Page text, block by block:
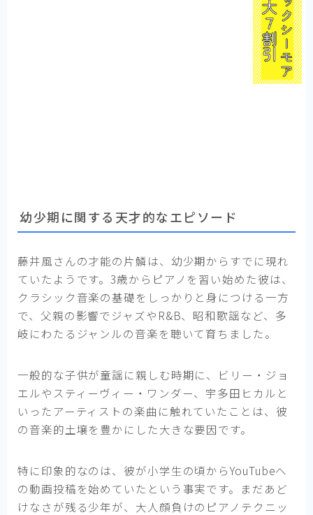
幼少期に関する天才的なエピソード
藤井風さんの才能の片鱗は、幼少期からすでに現れ
ていたようです。3歳からピアノを習い始めた彼は、
クラシック音楽の基礎をしっかりと身につける一方
で、父親の影響でジャズやR&B、昭和歌謡など、多
岐にわたるジャンルの音楽を聴いて育ちました。
一般的な子供が童謡に親しむ時期に、ビリー・ジョ
エルやスティーヴィー・ワンダー、宇多田ヒカルと
いったアーティストの楽曲に触れていたことは、彼
の音楽的土壌を豊かにした大きな要因です。
特に印象的なのは、彼が小学生の頃からYouTubeへ
の動画投稿を始めていたという事実です。まだあど
けなさが残る少年が、大人顔負けのピアノテクニッ